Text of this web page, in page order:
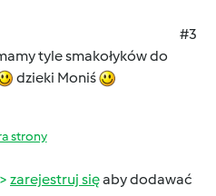
#3
tyle smakołyków do
dzieki Moniś
strony
zarejestruj sięaby dodawać